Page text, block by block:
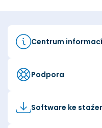
Centrum informací
Podpora
Software ke